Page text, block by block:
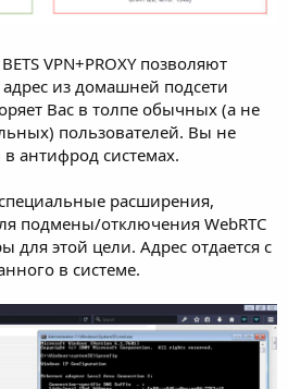
VPN+PROXY позволяют
из домашней подсети
Вас в толпе обычных (а не
пользователей. Вы не
антифрод системах.
расширения,
подмены/отключения WebRTC
для этой цели. Адрес отдается с
в системе.